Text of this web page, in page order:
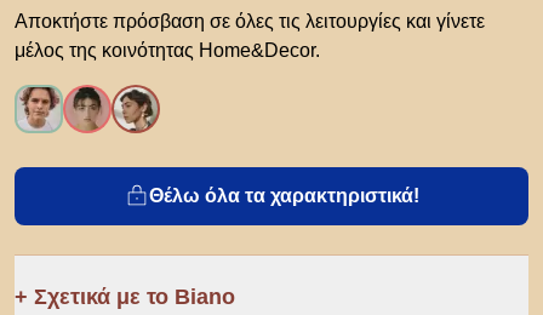
Αποκτήστε πρόσβαση σε όλες τις λειτουργίες και γίνετε
μέλος της κοινότητας Home&Decor.
Θέλω όλα τα χαρακτηριστικά!
Σχετικά με το Biano